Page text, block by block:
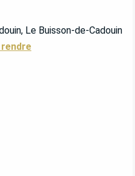
Le Buisson-de-Cadouin
rendre